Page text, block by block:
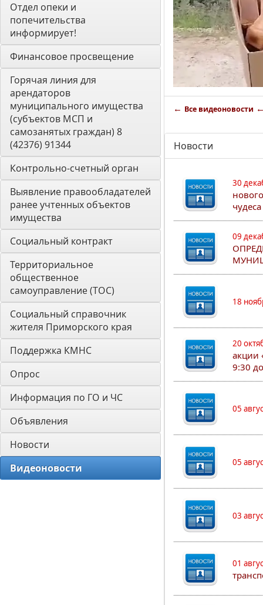
Отдел опеки и
попечительства
информирует!
Финансовое просвещение
Горячая линия для
арендаторов
муниципального имущества
(субъектов МСП и
самозанятых граждан) 8
(42376) 91344
Контрольно-счетный орган
Выявление правообладателей
ранее учтенных объектов
имущества
Социальный контракт
Территориальное
общественное
самоуправление (ТОС)
Социальный справочник
жителя Приморского края
Поддержка КМНС
Опрос
Информация по ГО и ЧС
Объявления
Новости
Видеоновости
← Все видеоновости
Новости
30
09
18
20
акции
9:30
05
05
03
01